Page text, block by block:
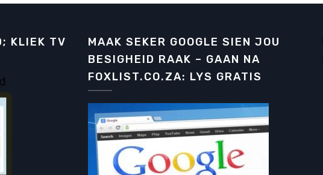
KLIEK TV
MAAK SEKER GOOGLE SIEN JOU
BESIGHEID RAAK – GAAN NA
FOXLIST.CO.ZA: LYS GRATIS